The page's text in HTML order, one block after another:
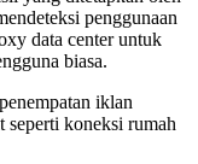
penggunaan
data center untuk
biasa.
iklan
seperti koneksi rumah